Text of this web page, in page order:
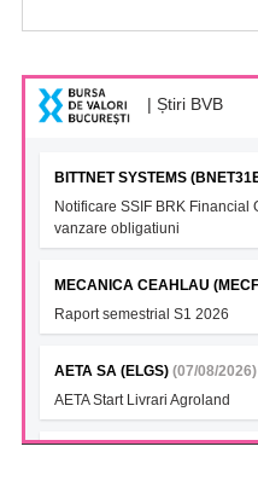
| Știri BVB
BITTNET SYSTEMS
Notificare SSIF BRK Financial
vanzare obligatiuni
MECANICA CEAHLAU
Raport semestrial S1 2026
AETA SA (ELGS) (07/08/2026)
AETA Start Livrari Agroland